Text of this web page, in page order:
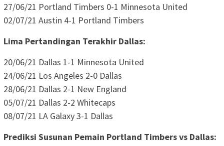
27/06/21 Portland Timbers 0-1 Minnesota United
02/07/21 Austin 4-1 Portland Timbers
Lima Pertandingan Terakhir Dallas:
20/06/21 Dallas 1-1 Minnesota United
24/06/21 Los Angeles 2-0 Dallas
28/06/21 Dallas 2-1 New England
05/07/21 Dallas 2-2 Whitecaps
08/07/21 LA Galaxy 3-1 Dallas
Prediksi Susunan Pemain Portland Timbers vs Dallas: